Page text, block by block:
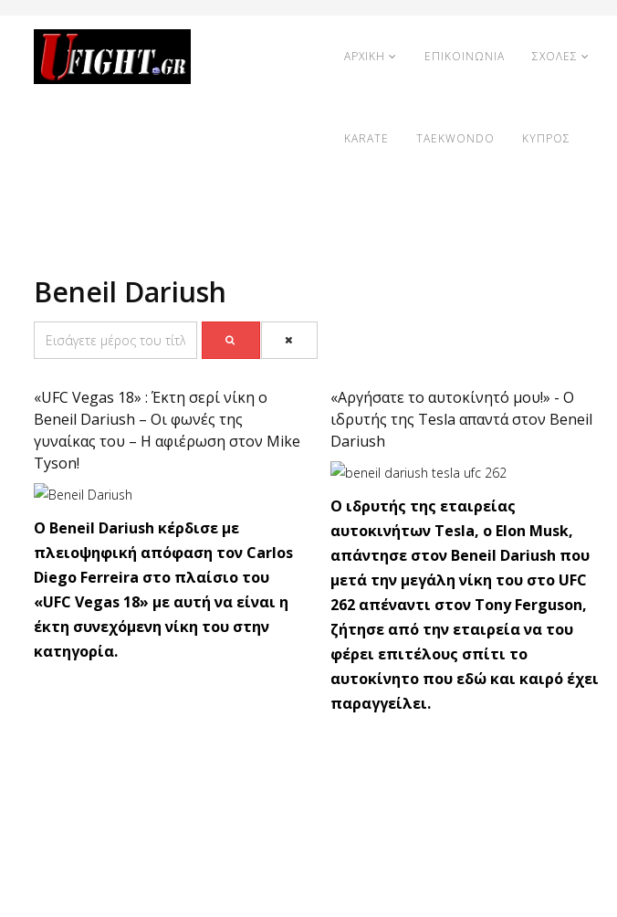
ΑΡΧΙΚΗ ΕΠΙΚΟΙΝΩΝΙΑ ΣΧΟΛΕΣ
KARATE TAEKWONDO ΚΥΠΡΟΣ
Beneil Dariush
«UFC Vegas 18» : Έκτη σερί νίκη ο
Beneil Dariush – Οι φωνές της
γυναίκας του – Η αφιέρωση στον Mike
Tyson!
Ο Beneil Dariush κέρδισε με
πλειοψηφική απόφαση τον Carlos
Diego Ferreira στο πλαίσιο του
«UFC Vegas 18» με αυτή να είναι η
έκτη συνεχόμενη νίκη του στην
κατηγορία.
«Αργήσατε το αυτοκίνητό μου!» - Ο
ιδρυτής της Tesla απαντά στον Beneil
Dariush
Ο ιδρυτής της εταιρείας
αυτοκινήτων Tesla, o Elon Musk,
απάντησε στον Beneil Dariush που
μετά την μεγάλη νίκη του στο UFC
262 απέναντι στον Tony Ferguson,
ζήτησε από την εταιρεία να του
φέρει επιτέλους σπίτι το
αυτοκίνητο που εδώ και καιρό έχει
παραγγείλει.